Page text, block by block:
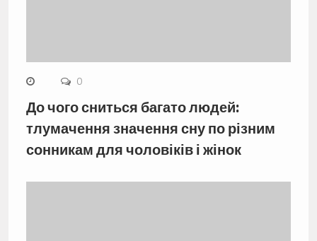
0
До чого сниться багато людей:
тлумачення значення сну по різним
сонникам для чоловіків і жінок